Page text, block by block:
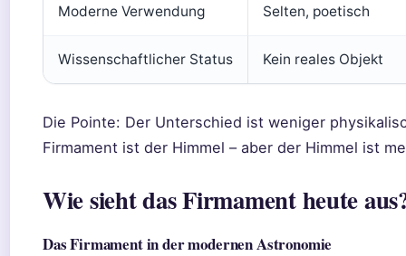
Moderne Verwendung Selten, poetisch
Wissenschaftlicher Status Kein reales Objekt
Die Pointe: Der Unterschied ist weniger
Firmament ist der Himmel – aber der Himmel ist
Wie sieht das Firmament heute
Das Firmament in der modernen Astronomie